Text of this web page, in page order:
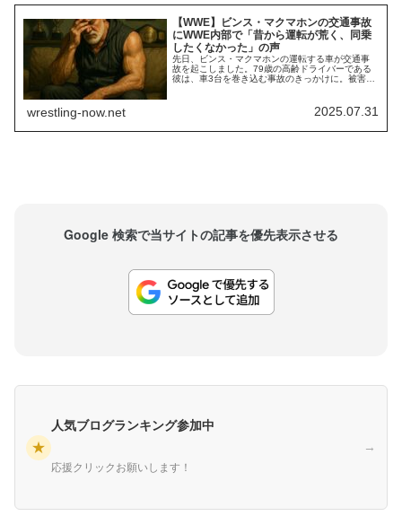
【WWE】ビンス・マクマホンの交通事故
にWWE内部で「昔から運転が荒く、同乗
したくなかった」の声
先日、ビンス・マクマホンの運転する車が交通事
故を起こしました。79歳の高齢ドライバーである
彼は、車3台を巻き込む事故のきっかけに。被害を
した」と裏側を明かしています。現場では、覆面
警官がビンスのスピード違反を追跡していました
wrestling-now.net 2025.07.31
Google 検索で当サイトの記事を優先表示させる
★
人気ブログランキング参加中
応援クリックお願いします！
→